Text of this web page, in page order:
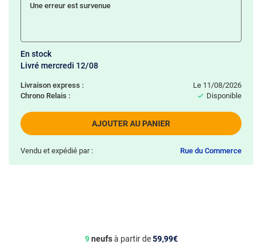
Une erreur est survenue
AJOUTER AU PANIER
En stock
Livraison express :
le 11/08/2026
Chrono Relais :
Disponible
Livré mercredi 12/08
Vendu et expédié par : Rue du Commerce
9neufsà partir de59,99€